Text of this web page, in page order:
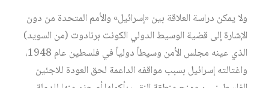
ولا يمكن دراسة العلاقة بين «إسرائيل» والأمم المتحدة من دون
الإشارة إلى قضية الوسيط الدولي الكونت برنادوت (من السويد)
الذي عينه مجلس الأمن وسيطاً دولياً في فلسطين عام 1948،
واغتالته إسرائيل بسبب مواقفه الداعمة لحق العودة للاجئين